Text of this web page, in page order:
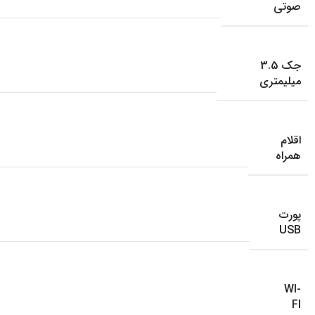
صوتی
جک 3.5
میلیمتری
اقلام
همراه
پورت
USB
WI-
FI